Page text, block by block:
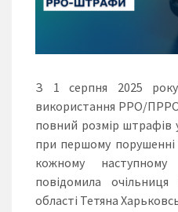
З 1 серпня 2025
використання РРО/ПРРО
повний розмір штрафів
при першому порушенні
кожному
повідомила
області Тетяна